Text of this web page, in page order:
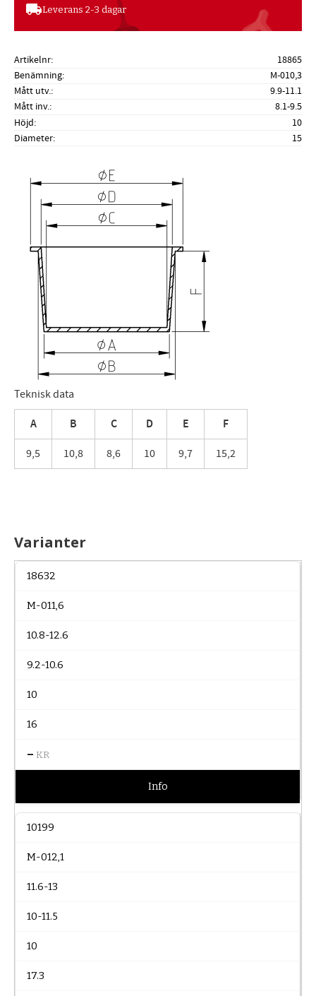
local_shippingLeverans 2-3 dagar
Artikelnr
18865
Benämning
M-010,3
Mått utv.
9.9-11.1
Mått inv.
8.1-9.5
Höjd
10
Diameter
15
Teknisk data
A B C D E F
9,5 10,8 8,6 10 9,7 15,2
Varianter
18632
M-011,6
10.8-12.6
9.2-10.6
10
16
– KR
Info
10199
M-012,1
11.6-13
10-11.5
10
17.3